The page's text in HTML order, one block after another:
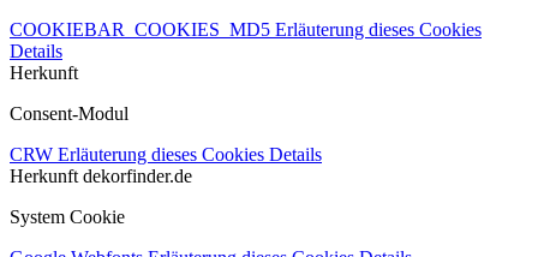
COOKIEBAR_COOKIES_MD5 Erläuterung dieses Cookies
Details
Herkunft
Consent-Modul
CRW Erläuterung dieses Cookies Details
Herkunft dekorfinder.de
System Cookie